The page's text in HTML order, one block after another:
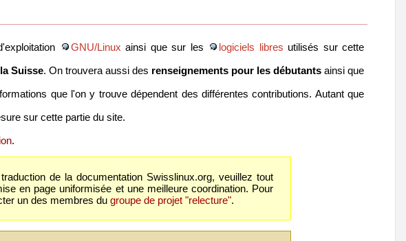
GNU/Linux ainsi que sur les logiciels libres utilisés sur cette
Suisse. On trouvera aussi des renseignements pour les débutants ainsi que
que l'on y trouve dépendent des différentes contributions. Autant que
sur cette partie du site.
.
de la documentation Swisslinux.org, veuillez tout
en page uniformisée et une meilleure coordination. Pour
un des membres du groupe de projet "relecture".